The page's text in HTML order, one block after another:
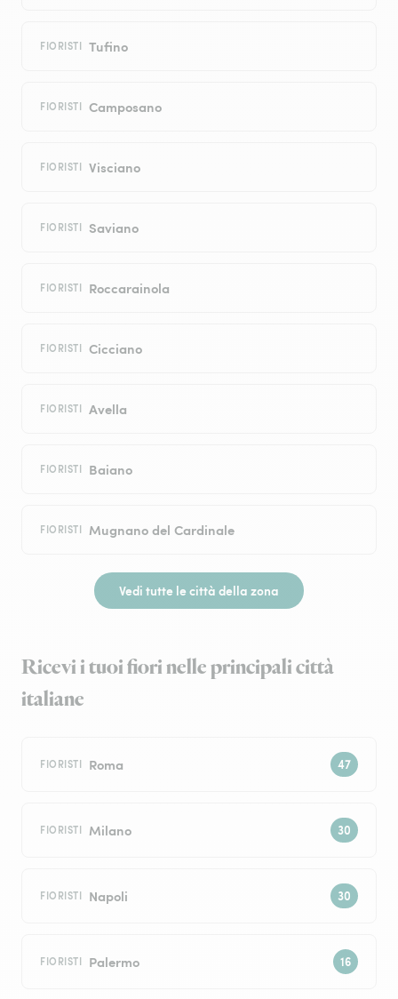
FIORISTI Tufino
FIORISTI Camposano
FIORISTI Visciano
FIORISTI Saviano
FIORISTI Roccarainola
FIORISTI Cicciano
FIORISTI Avella
FIORISTI Baiano
FIORISTI Mugnano del Cardinale
Vedi tutte le città della zona
Ricevi i tuoi fiori nelle principali città
italiane
FIORISTI Roma
FIORISTI Milano
FIORISTI Napoli
FIORISTI Palermo